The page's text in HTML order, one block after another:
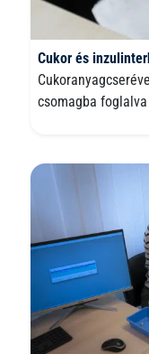
Cukor és
csomagba foglalva